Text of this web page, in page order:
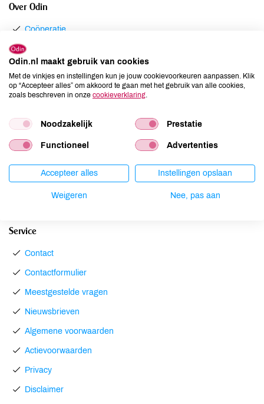
Over Odin
Coöperatie
Winkels
Afhaalpunten
Bezorgdienst
Imkerij
Boerderij
Duurzaam & sociaal
Geschiedenis
Service
Contact
Contactformulier
Meestgestelde vragen
Nieuwsbrieven
Algemene voorwaarden
Actievoorwaarden
Privacy
Disclaimer
Odin.nl maakt gebruik van cookies
Met de vinkjes en instellingen kun je jouw cookievoorkeuren aanpassen. Klik
op “Accepteer alles” om akkoord te gaan met het gebruik van alle cookies,
zoals beschreven in onze cookieverklaring.
Noodzakelijk Prestatie
Functioneel Advertenties
Accepteer alles Instellingen opslaan
Weigeren Nee, pas aan